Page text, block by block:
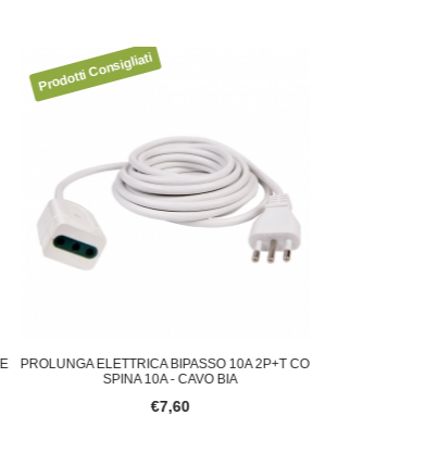
PROLUNGA ELETTRICA BIPASSO 10A 2P+T CON
SPINA 10A - CAVO BIA
€7,60